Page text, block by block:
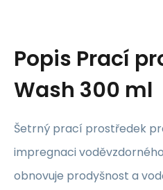
Popis Prací
Wash 300 ml
Šetrný prací prostředek
impregnaci
obnovuje prodyšnost a